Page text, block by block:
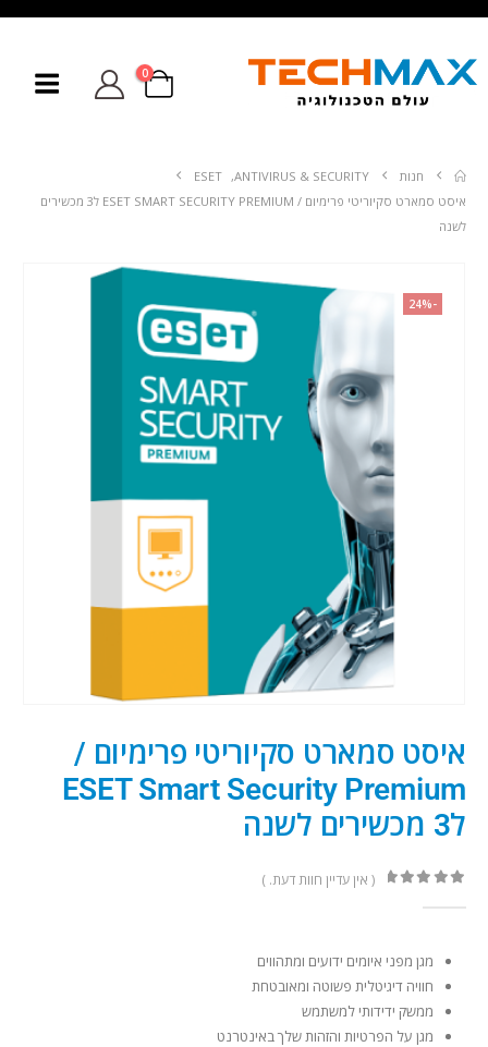
0
חנות ANTIVIRUS & SECURITY
,
ESET
איסט סמארט סקיוריטי פרימיום / ESET SMART SECURITY PREMIUM ל3 מכשירים
לשנה
-24%
איסט סמארט סקיוריטי פרימיום /
ESET Smart Security Premium
ל3 מכשירים לשנה
( אין עדיין חוות דעת. )
מגן מפני איומים ידועים ומתהווים
חוויה דיגיטלית פשוטה ומאובטחת
ממשק ידידותי למשתמש
מגן על הפרטיות והזהות שלך באינטרנט